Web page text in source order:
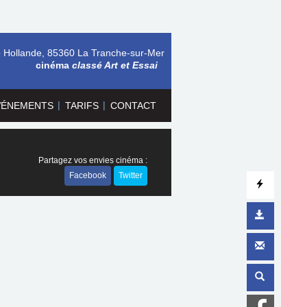
| TARIFS | CONTACT
Hollande, 85360 La Tranche-sur-Mer
cinéma classé Art et Essai
Partagez vos envies cinéma :
Facebook
Twitter